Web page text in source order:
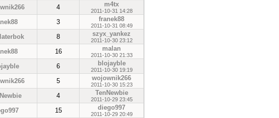
4 m4tx
2011-10-31 14:28
3 franek88
2011-10-31 08:49
8 szyx_yankez
2011-10-30 23:12
16 malan
2011-10-30 21:33
6 blojayble
2011-10-30 19:19
5 wojownik266
2011-10-30 15:23
4 TenNewbie
2011-10-29 23:45
15 diego997
2011-10-29 20:49